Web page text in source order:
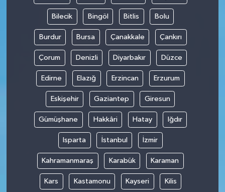
Bilecik Bingöl Bitlis Bolu
Burdur Bursa Çanakkale Çankırı
Çorum Denizli Diyarbakır Düzce
Edirne Elazığ Erzincan Erzurum
Eskişehir Gaziantep Giresun
Gümüşhane Hakkâri Hatay Iğdır
Isparta İstanbul İzmir
Kahramanmaraş Karabük Karaman
Kars Kastamonu Kayseri Kilis